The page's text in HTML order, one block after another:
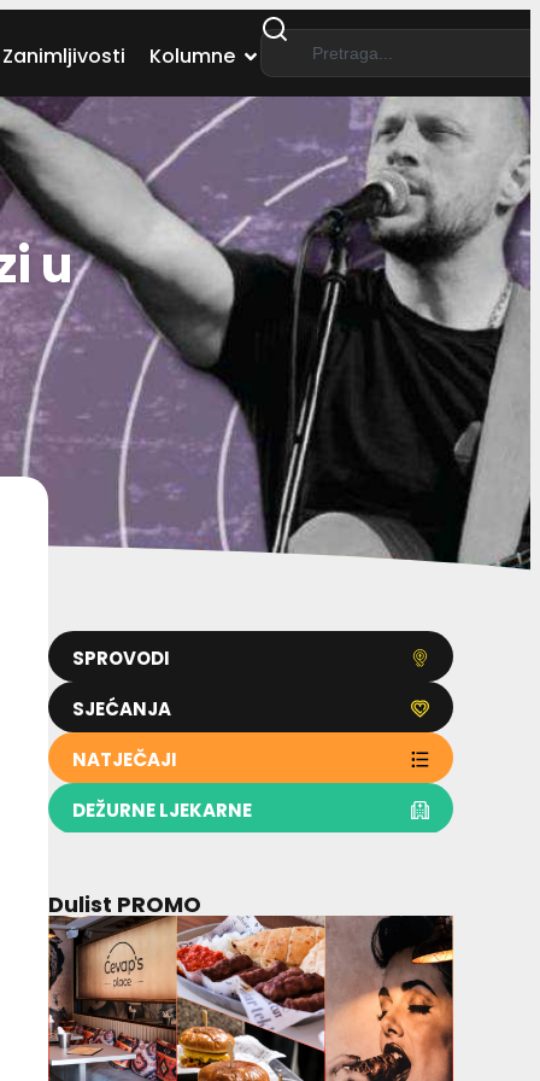
Zanimljivosti Kolumne
u
SPROVODI
SJEĆANJA
NATJEČAJI
DEŽURNE LJEKARNE
Dulist PROMO